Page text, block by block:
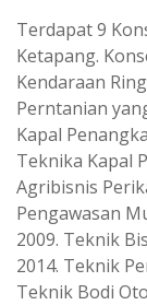
Terdapat 9
Ketapang.
Kendaraan
Perntanian
Kapal
Teknika Kapal
Agribisnis
Pengawasan
2009. Teknik
2014. Teknik
Teknik Bodi